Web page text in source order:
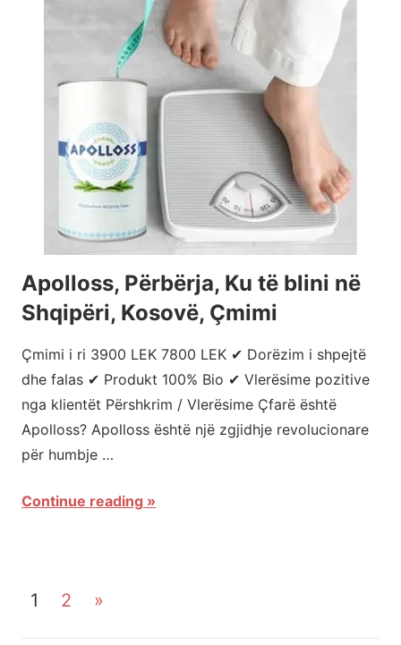
Apolloss, Përbërja, Ku të blini në
Shqipëri, Kosovë, Çmimi
Çmimi i ri 3900 LEK 7800 LEK ✔ Dorëzim i shpejtë
dhe falas ✔ Produkt 100% Bio ✔ Vlerësime pozitive
nga klientët Përshkrim / Vlerësime Çfarë është
Apolloss? Apolloss është një zgjidhje revolucionare
për humbje …
Continue reading
1 2
Next
»